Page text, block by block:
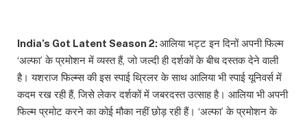
India’s Got Latent Season 2:आलिया भट्ट इन दिनों अपनी फिल्म
‘अल्फा’ के प्रमोशन में व्यस्त हैं, जो जल्दी ही दर्शकों के बीच दस्तक देने वाली
है। यशराज फिल्म्स की इस स्पाई थ्रिलर के साथ आलिया भी स्पाई यूनिवर्स में
कदम रख रही हैं, जिसे लेकर दर्शकों में जबरदस्त उत्साह है। आलिया भी अपनी
फिल्म प्रमोट करने का कोई मौका नहीं छोड़ रही हैं। ‘अल्फा’ के प्रमोशन के